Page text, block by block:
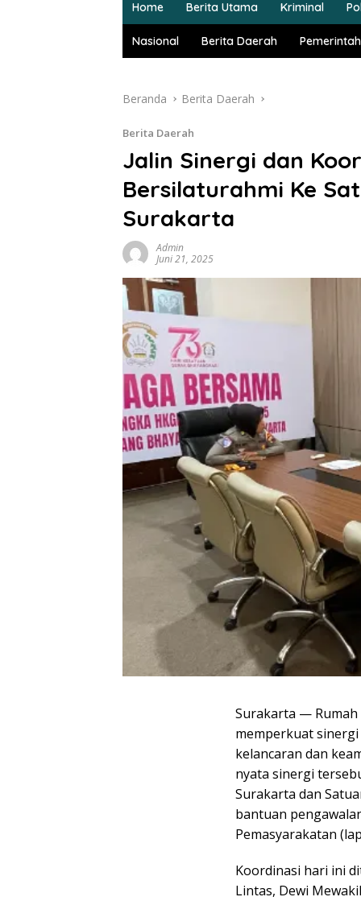
Home Berita Utama Kriminal
Nasional Berita Daerah Pemerintah
Beranda Berita Daerah
Berita Daerah
Jalin Sinergi dan
Bersilaturahmi Ke
Surakarta
Admin
Juni 21, 2025
Surakarta — Rumah
memperkuat
kelancaran dan
nyata sinergi
Surakarta dan
bantuan
Pemasyarakatan
Koordinasi hari ini
Lintas, Dewi